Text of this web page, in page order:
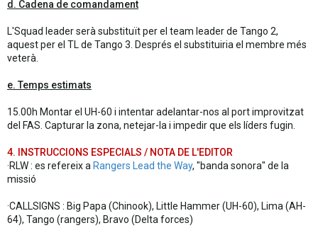
d. Cadena de comandament
L'Squad leader serà substituït per el team leader de Tango 2,
aquest per el TL de Tango 3. Després el substituiria el membre més
veterà.
e. Temps estimats
15.00h Montar el UH-60 i intentar adelantar-nos al port improvitzat
del FAS. Capturar la zona, netejar-la i impedir que els líders fugin.
4. INSTRUCCIONS ESPECIALS / NOTA DE L'EDITOR
·RLW : es refereix a Rangers Lead the Way, "banda sonora" de la
missió
·CALLSIGNS : Big Papa (Chinook), Little Hammer (UH-60), Lima (AH-
64), Tango (rangers), Bravo (Delta forces)